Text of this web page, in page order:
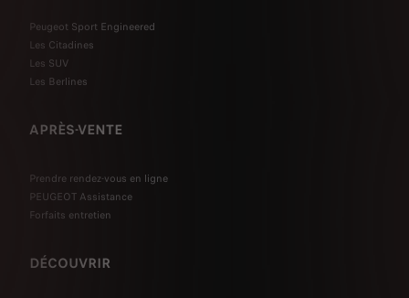
Peugeot Sport Engineered
Les Citadines
Les SUV
Les Berlines
APRÈS-VENTE
Prendre rendez-vous en ligne
PEUGEOT Assistance
Forfaits entretien
DÉCOUVRIR